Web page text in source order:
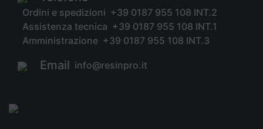
Ordini e spedizioni +39 0187 955 108 INT.2
Assistenza tecnica +39 0187 955 108 INT.1
Amministrazione +39 0187 955 108 INT.3
Email info@resinpro.it